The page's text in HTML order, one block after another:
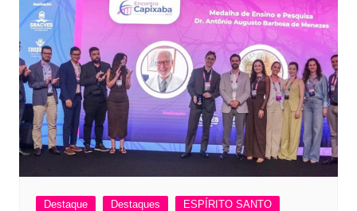
Destaque Destaques
ESPÍRITO SANTO